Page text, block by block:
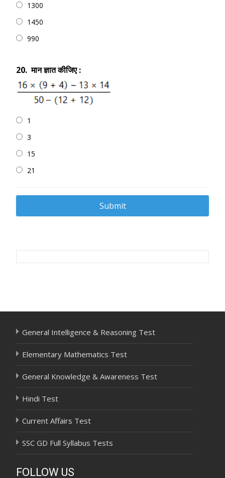
1300
1450
990
20. मान ज्ञात कीजिए :
1
3
15
21
Post
General Intelligence & Reasoning Test
Elementary Mathematics Test
General Knowledge & Awareness Test
Hindi Test
Current Affairs Test
SSC GD Full Syllabus Tests
FOLLOW US